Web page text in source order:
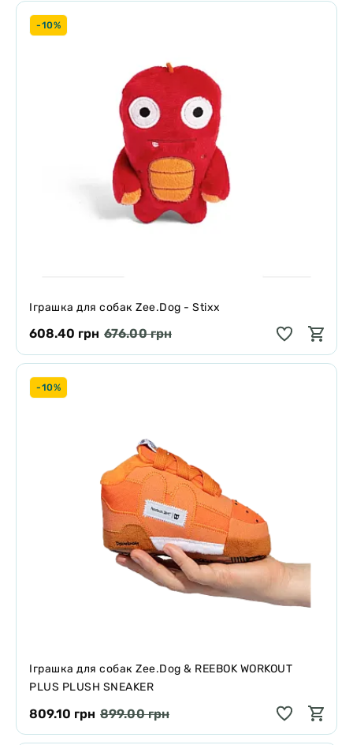
-10%
Іграшка для собак Zee.Dog - Stixx
608.40 грн 676.00 грн
-10%
Іграшка для собак Zee.Dog & REEBOK WORKOUT
PLUS PLUSH SNEAKER
809.10 грн 899.00 грн